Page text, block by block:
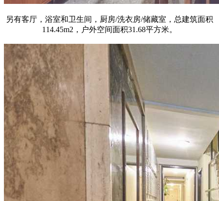
另有客厅，浴室和卫生间，厨房/洗衣房/储藏室，总建筑面积
114.45m2，户外空间面积31.68平方米。